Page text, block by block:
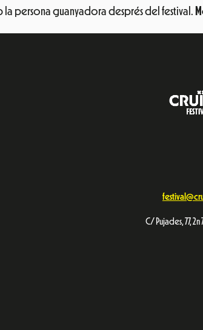
la persona guanyadora després del festival.
C/ Pujades, 77,